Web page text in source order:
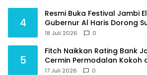
4
Resmi Buka Festival Jambi
Gubernur Al Haris Dorong
Destinasi Wisata Budaya
18 Juli 2026 0
5
Fitch Naikkan Rating Bank
Cermin Permodalan Kokoh
Keuangan Sehat
17 Juli 2026 0